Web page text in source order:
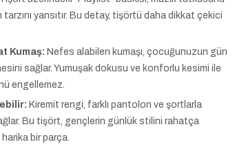
yansıtır. Bu detay, tişörtü daha dikkat çekici
Kumaş: Nefes alabilen kumaşı, çocuğunuzun gün
sağlar. Yumuşak dokusu ve konforlu kesimi ile
engellemez.
Kiremit rengi, farklı pantolon ve şortlarla
Bu tişört, gençlerin günlük stilini rahatça
bir parça.